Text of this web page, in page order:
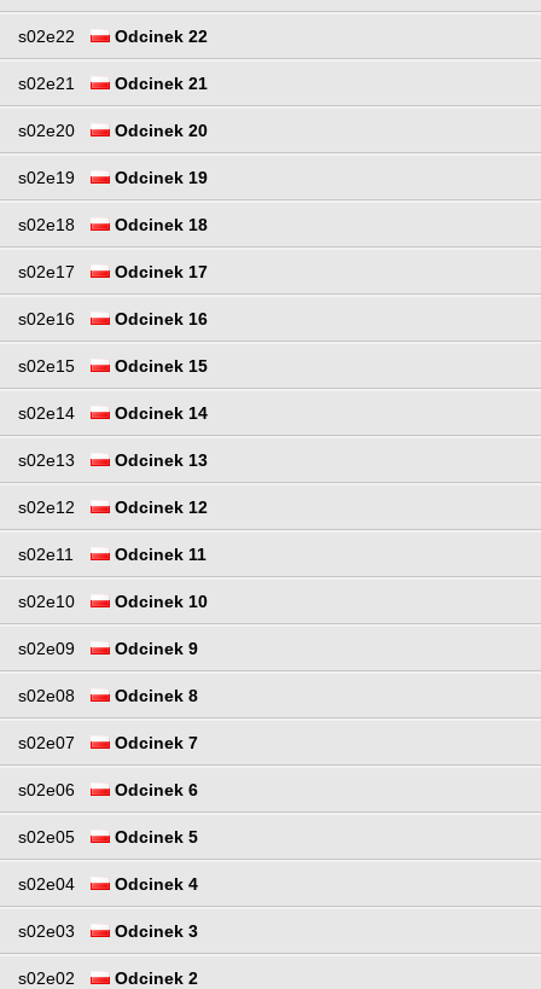
s02e22 Odcinek 22
s02e21 Odcinek 21
s02e20 Odcinek 20
s02e19 Odcinek 19
s02e18 Odcinek 18
s02e17 Odcinek 17
s02e16 Odcinek 16
s02e15 Odcinek 15
s02e14 Odcinek 14
s02e13 Odcinek 13
s02e12 Odcinek 12
s02e11 Odcinek 11
s02e10 Odcinek 10
s02e09 Odcinek 9
s02e08 Odcinek 8
s02e07 Odcinek 7
s02e06 Odcinek 6
s02e05 Odcinek 5
s02e04 Odcinek 4
s02e03 Odcinek 3
s02e02 Odcinek 2